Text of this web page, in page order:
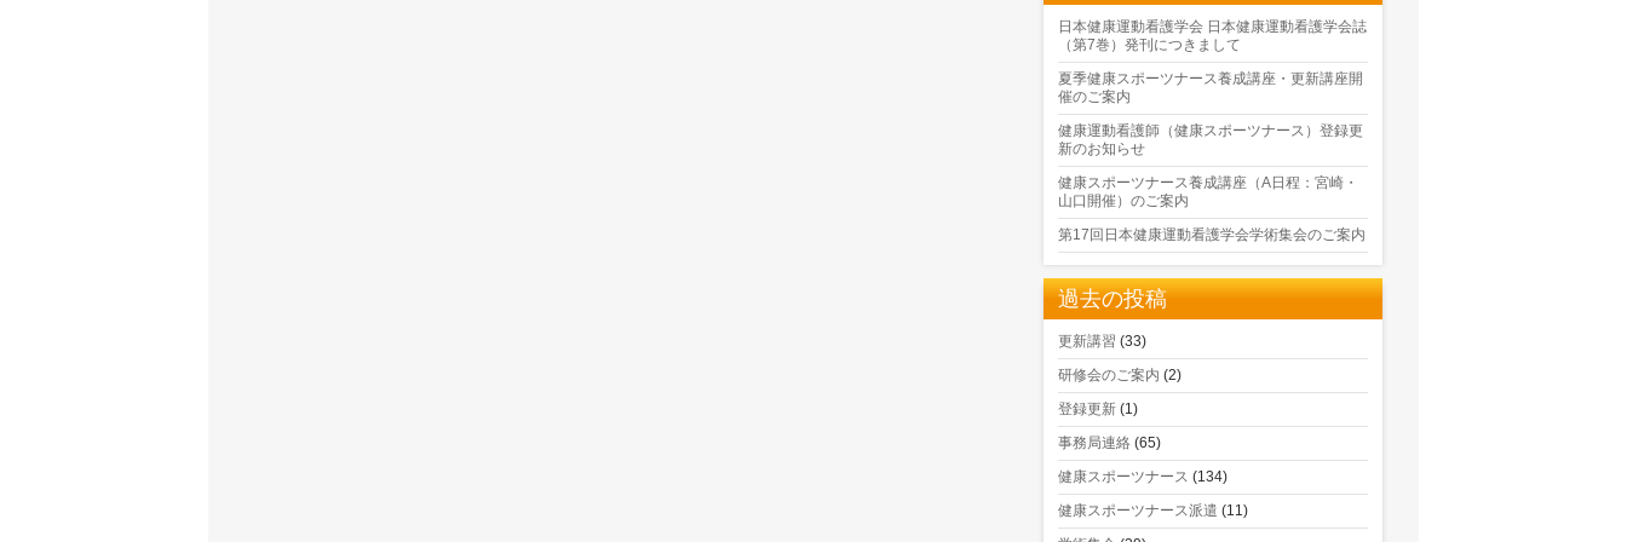
日本健康運動看護学会 日本健康運動看護学会誌
（第7巻）発刊につきまして
夏季健康スポーツナース養成講座・更新講座開
催のご案内
健康運動看護師（健康スポーツナース）登録更
新のお知らせ
健康スポーツナース養成講座（A日程：宮崎・
山口開催）のご案内
第17回日本健康運動看護学会学術集会のご案内
過去の投稿
更新講習 (33)
研修会のご案内 (2)
登録更新 (1)
事務局連絡 (65)
健康スポーツナース (134)
健康スポーツナース派遣 (11)